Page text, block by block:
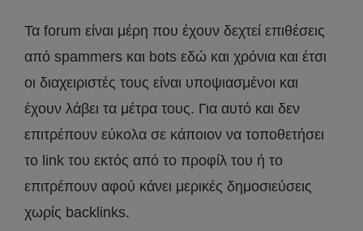
Τα forum είναι μέρη που έχουν δεχτεί επιθέσεις
από spammers και bots εδώ και χρόνια και έτσι
οι διαχειριστές τους είναι υποψιασμένοι και
έχουν λάβει τα μέτρα τους. Για αυτό και δεν
επιτρέπουν εύκολα σε κάποιον να τοποθετήσει
το link του εκτός από το προφίλ του ή το
επιτρέπουν αφού κάνει μερικές δημοσιεύσεις
χωρίς backlinks.